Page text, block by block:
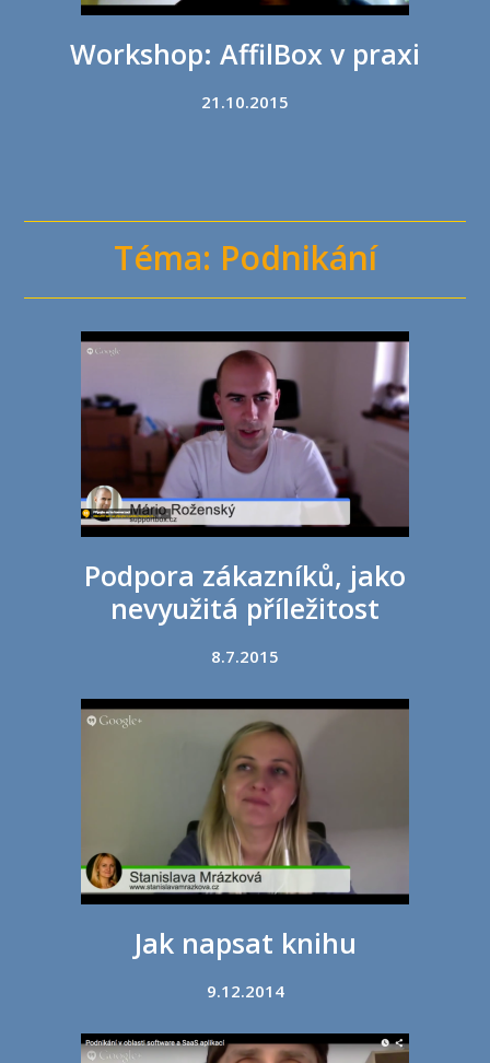
Workshop: AffilBox v praxi
21.10.2015
Téma: Podnikání
Podpora zákazníků, jako
nevyužitá příležitost
8.7.2015
Jak napsat knihu
9.12.2014